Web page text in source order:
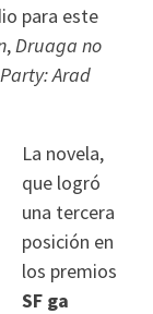
para este
,Druaga no
Arad
La novela,
que logró
una tercera
posición en
los premios
SF ga